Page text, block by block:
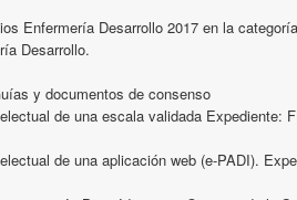
Enfermería Desarrollo 2017 en la categoría
Desarrollo.
y documentos de consenso
de una escala validada Expediente:
de una aplicación web (e-PADI).